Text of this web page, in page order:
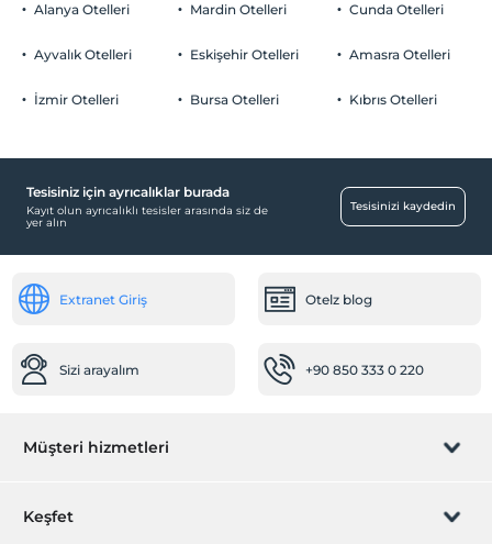
Otopark
Ücretsiz Özel Otopark
Odalar
Çamaşırhane
Restoran (Açık Büfe)
Çalışma Alanları
2 yaşına kadar olan bebekler ücretsizdir.
Alanya Otelleri
Ayvalık Otelleri
İzmir Otelleri
Mardin Otelleri
Eskişehir Otelleri
Bursa Otelleri
Cunda Otelleri
Amasra Otelleri
Kıbrıs Otelleri
Tesisiniz için ayrıcalıklar burada
Kayıt olun ayrıcalıklı tesisler arasında siz de
yer alın
Tesisinizi kaydedin
Extranet Giriş Otelz blog
Sizi arayalım +90 850 333 0 220
Müşteri hizmetleri
Rezervasyon yönet
Keşfet